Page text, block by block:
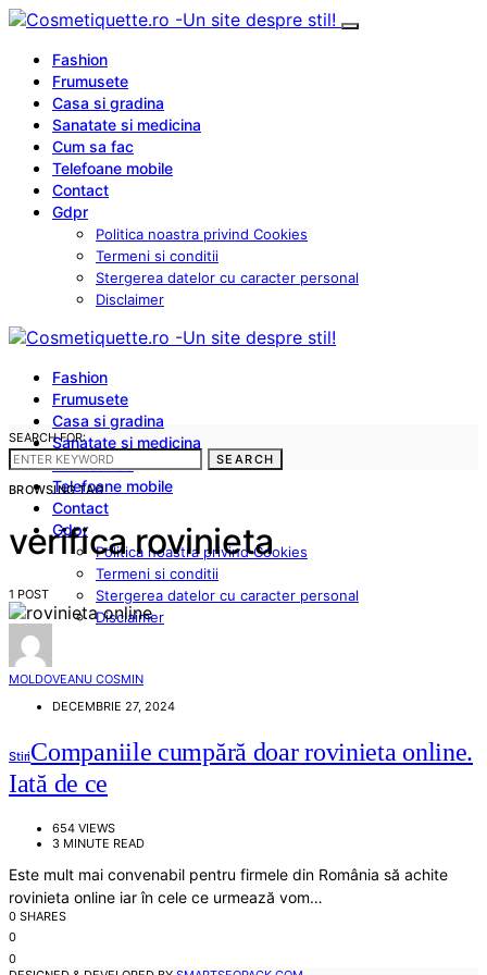
Fashion
Frumusete
Casa si gradina
Sanatate si medicina
Cum sa fac
Telefoane mobile
Contact
Gdpr
Politica noastra privind Cookies
Termeni si conditii
Stergerea datelor cu caracter personal
Disclaimer
Fashion
Frumusete
Casa si gradina
Sanatate si medicina
Cum sa fac
Telefoane mobile
Contact
Gdpr
Politica noastra privind Cookies
Termeni si conditii
Stergerea datelor cu caracter personal
Disclaimer
SEARCH FOR:
SEARCH
BROWSING TAG
verifica rovinieta
1 POST
MOLDOVEANU COSMIN
DECEMBRIE 27, 2024
StiriCompaniile cumpără doar rovinieta online.
Iată de ce
654 VIEWS
3 MINUTE READ
Este mult mai convenabil pentru firmele din România să achite
rovinieta online iar în cele ce urmează vom…
0 SHARES
0
0